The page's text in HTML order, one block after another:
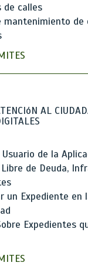
de calles
mantenimiento de
AL
de la
de Deuda,
un Expediente en
Expedientes